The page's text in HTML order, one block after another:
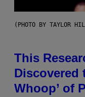
(PHOTO BY TAYLOR
This
Discovered
Whoop’ of